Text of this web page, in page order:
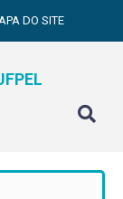
DO SITE